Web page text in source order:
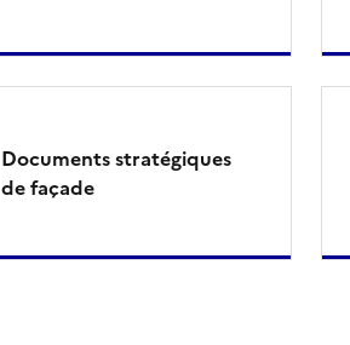
Documents stratégiques
de façade